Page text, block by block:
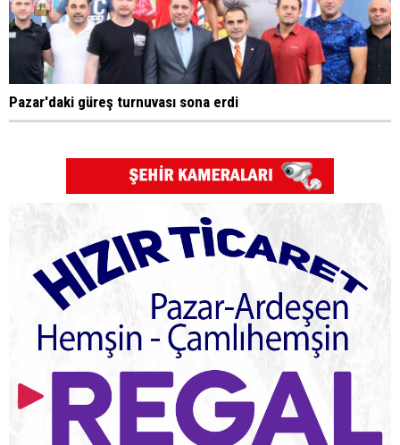
Pazar'daki güreş turnuvası sona erdi